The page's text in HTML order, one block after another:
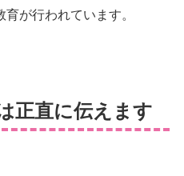
が行われています。
正直に伝えます